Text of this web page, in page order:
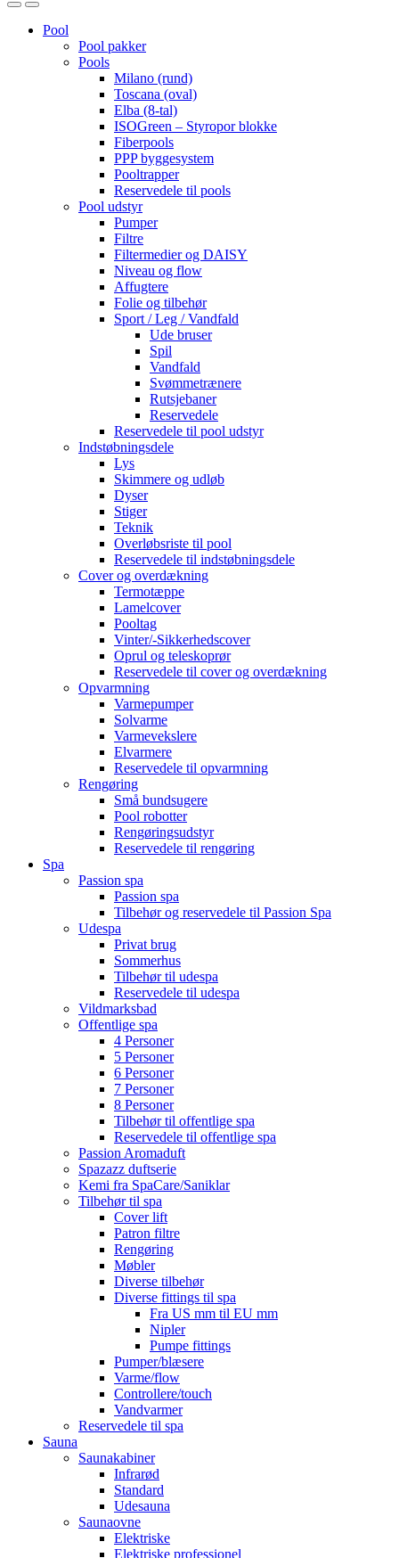
OpenClose
Pool
Pool pakker
Pools
Milano (rund)
Toscana (oval)
Elba (8-tal)
ISOGreen – Styropor blokke
Fiberpools
PPP byggesystem
Pooltrapper
Reservedele til pools
Pool udstyr
Pumper
Filtre
Filtermedier og DAISY
Niveau og flow
Affugtere
Folie og tilbehør
Sport / Leg / Vandfald
Ude bruser
Spil
Vandfald
Svømmetrænere
Rutsjebaner
Reservedele
Reservedele til pool udstyr
Indstøbningsdele
Lys
Skimmere og udløb
Dyser
Stiger
Teknik
Overløbsriste til pool
Reservedele til indstøbningsdele
Cover og overdækning
Termotæppe
Lamelcover
Pooltag
Vinter/-Sikkerhedscover
Oprul og teleskoprør
Reservedele til cover og overdækning
Opvarmning
Varmepumper
Solvarme
Varmevekslere
Elvarmere
Reservedele til opvarmning
Rengøring
Små bundsugere
Pool robotter
Rengøringsudstyr
Reservedele til rengøring
Spa
Passion spa
Passion spa
Tilbehør og reservedele til Passion Spa
Udespa
Privat brug
Sommerhus
Tilbehør til udespa
Reservedele til udespa
Vildmarksbad
Offentlige spa
4 Personer
5 Personer
6 Personer
7 Personer
8 Personer
Tilbehør til offentlige spa
Reservedele til offentlige spa
Passion Aromaduft
Spazazz duftserie
Kemi fra SpaCare/Saniklar
Tilbehør til spa
Cover lift
Patron filtre
Rengøring
Møbler
Diverse tilbehør
Diverse fittings til spa
Fra US mm til EU mm
Nipler
Pumpe fittings
Pumper/blæsere
Varme/flow
Controllere/touch
Vandvarmer
Reservedele til spa
Sauna
Saunakabiner
Infrarød
Standard
Udesauna
Saunaovne
Elektriske
Elektriske professionel